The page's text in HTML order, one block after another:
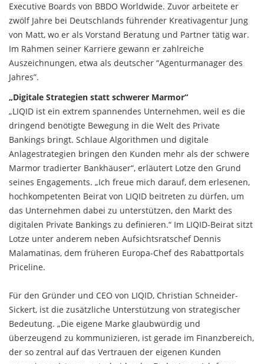
Executive Boards von BBDO Worldwide. Zuvor arbeitete er
zwölf Jahre bei Deutschlands führender Kreativagentur Jung
von Matt, wo er als Vorstand Beratung und Partner tätig war.
Im Rahmen seiner Karriere gewann er zahlreiche
Auszeichnungen, etwa als deutscher “Agenturmanager des
Jahres”.
„Digitale Strategien statt schwerer Marmor“
„LIQID ist ein extrem spannendes Unternehmen, weil es die
dringend benötigte Bewegung in die Welt des Private
Bankings bringt. Schlaue Algorithmen und digitale
Anlagestrategien bringen den Kunden mehr als der schwere
Marmor tradierter Bankhäuser“, erläutert Lotze den Grund
seines Engagements. „Ich freue mich darauf, dem erlesenen,
hochkompetenten Beirat von LIQID beitreten zu dürfen, um
das Unternehmen dabei zu unterstützen, den Markt des
digitalen Private Bankings zu definieren.“ Im LIQID-Beirat sitzt
Lotze unter anderem neben Aufsichtsratschef Dennis
Malamatinas, dem früheren Europa-Chef des Rabattportals
Priceline.
Für den Gründer und CEO von LIQID, Christian Schneider-
Sickert, ist die zusätzliche Unterstützung von strategischer
Bedeutung. „Die eigene Marke glaubwürdig und
überzeugend zu kommunizieren, ist gerade im Finanzbereich,
der so zentral auf das Vertrauen der eigenen Kunden